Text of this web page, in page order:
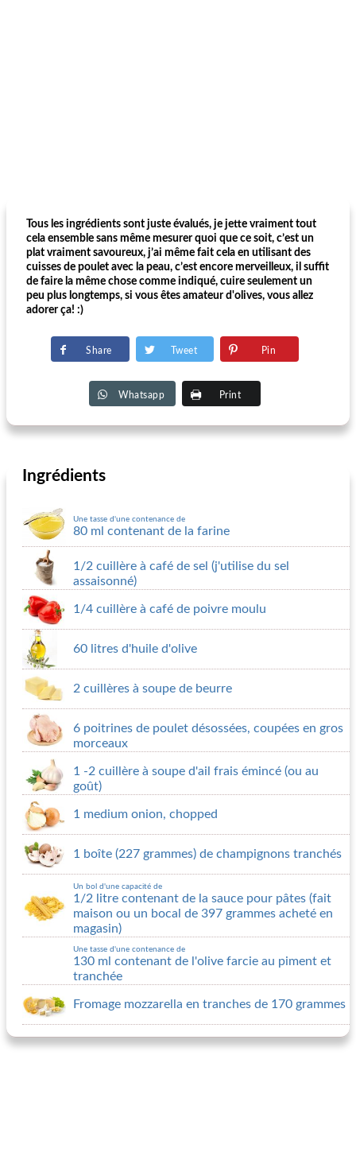
Tous les ingrédients sont juste évalués, je jette vraiment tout
cela ensemble sans même mesurer quoi que ce soit, c’est un
plat vraiment savoureux, j’ai même fait cela en utilisant des
cuisses de poulet avec la peau, c’est encore merveilleux, il suffit
de faire la même chose comme indiqué, cuire seulement un
peu plus longtemps, si vous êtes amateur d'olives, vous allez
adorer ça! :)
Share Tweet Pin
Whatsapp Print
Ingrédients
Une tasse d'une contenance de
80 ml contenant de la farine
1/2 cuillère à café de sel (j'utilise du sel
assaisonné)
1/4 cuillère à café de poivre moulu
60 litres d'huile d'olive
2 cuillères à soupe de beurre
6 poitrines de poulet désossées, coupées en gros
morceaux
1 -2 cuillère à soupe d'ail frais émincé (ou au
goût)
1 medium onion, chopped
1 boîte (227 grammes) de champignons tranchés
Un bol d'une capacité de
1/2 litre contenant de la sauce pour pâtes (fait
maison ou un bocal de 397 grammes acheté en
magasin)
Une tasse d'une contenance de
130 ml contenant de l'olive farcie au piment et
tranchée
Fromage mozzarella en tranches de 170 grammes